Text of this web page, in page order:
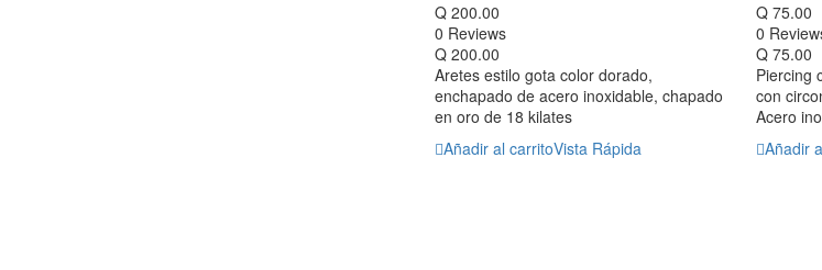
Q200.00
0 Reviews
Q200.00
Aretes estilo gota color dorado,
enchapado de acero inoxidable, chapado
en oro de 18 kilates
Añadir al carritoVista Rápida
Q 75.00
0
Q 75.00
Piercing
con
Acero
Añadir